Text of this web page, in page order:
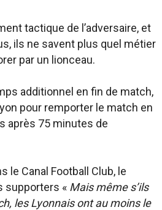
tactique de l’adversaire, et
ils ne savent plus quel métier
par un lionceau.
additionnel en fin de match,
pour remporter le match en
après 75 minutes de
le Canal Football Club, le
supporters « Mais même s’ils
les Lyonnais ont au moins le